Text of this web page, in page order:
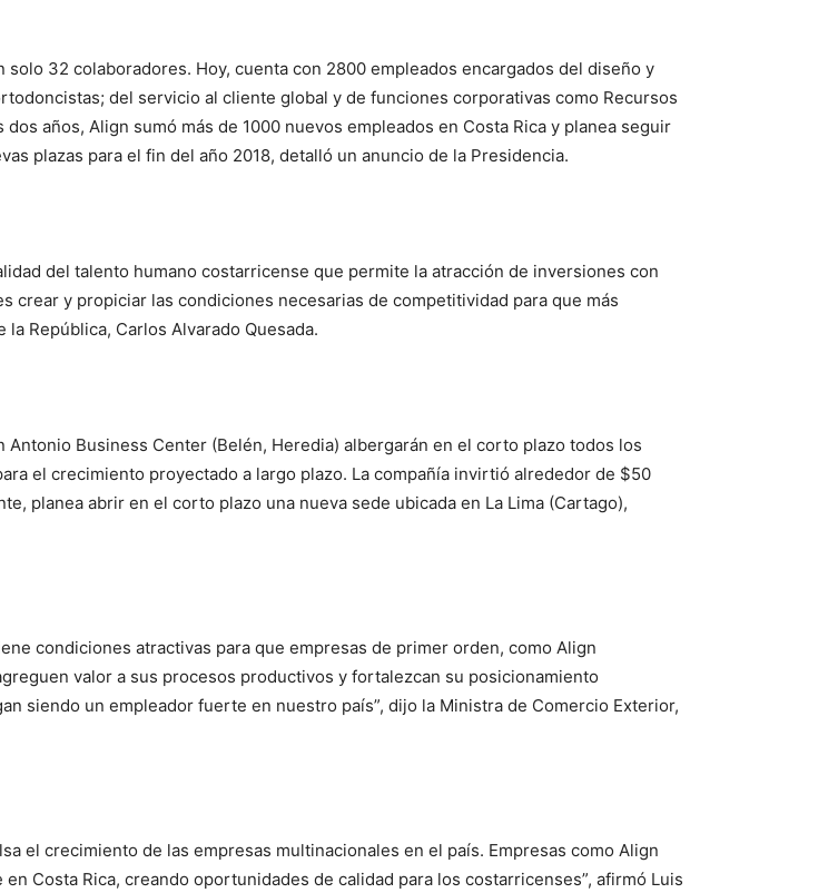
32 colaboradores. Hoy, cuenta con 2800 empleados encargados del diseño y
del servicio al cliente global y de funciones corporativas como Recursos
años, Align sumó más de 1000 nuevos empleados en Costa Rica y planea seguir
plazas para el fin del año 2018, detalló un anuncio de la Presidencia.
del talento humano costarricense que permite la atracción de inversiones con
crear y propiciar las condiciones necesarias de competitividad para que más
República, Carlos Alvarado Quesada.
Business Center (Belén, Heredia) albergarán en el corto plazo todos los
el crecimiento proyectado a largo plazo. La compañía invirtió alrededor de $50
planea abrir en el corto plazo una nueva sede ubicada en La Lima (Cartago),
condiciones atractivas para que empresas de primer orden, como Align
valor a sus procesos productivos y fortalezcan su posicionamiento
siendo un empleador fuerte en nuestro país”, dijo la Ministra de Comercio Exterior,
el crecimiento de las empresas multinacionales en el país. Empresas como Align
Costa Rica, creando oportunidades de calidad para los costarricenses”, afirmó Luis